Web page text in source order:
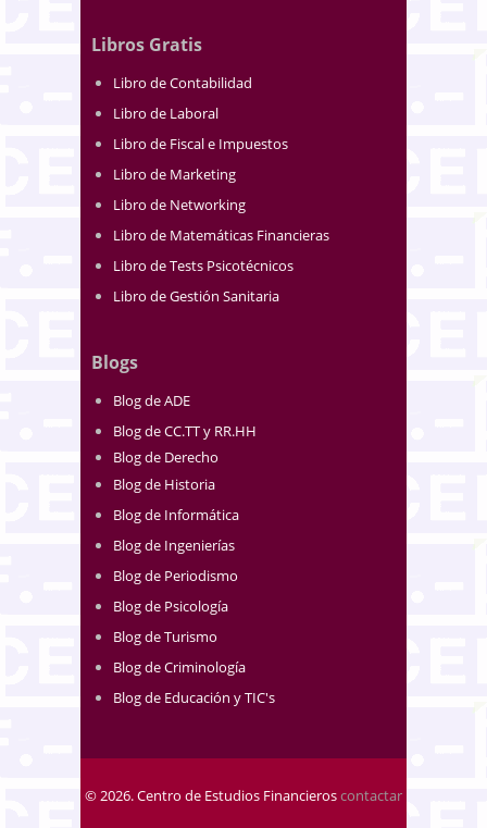
Libros Gratis
Libro de Contabilidad
Libro de Laboral
Libro de Fiscal e Impuestos
Libro de Marketing
Libro de Networking
Libro de Matemáticas Financieras
Libro de Tests Psicotécnicos
Libro de Gestión Sanitaria
Blogs
Blog de ADE
Blog de CC.TT y RR.HH
Blog de Derecho
Blog de Historia
Blog de Informática
Blog de Ingenierías
Blog de Periodismo
Blog de Psicología
Blog de Turismo
Blog de Criminología
Blog de Educación y TIC's
© 2026. Centro de Estudios Financieroscontactar